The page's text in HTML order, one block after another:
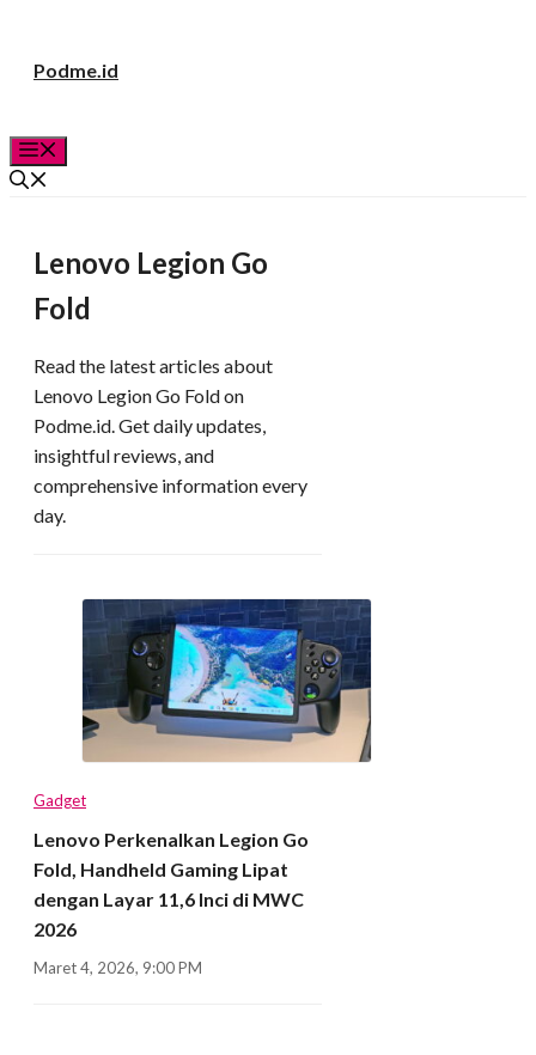
Podme.id
Lenovo Legion Go
Fold
Read the latest articles about
Lenovo Legion Go Fold on
Podme.id. Get daily updates,
insightful reviews, and
comprehensive information every
day.
Gadget
Lenovo Perkenalkan Legion Go
Fold, Handheld Gaming Lipat
dengan Layar 11,6 Inci di MWC
2026
Maret 4, 2026, 9:00 PM